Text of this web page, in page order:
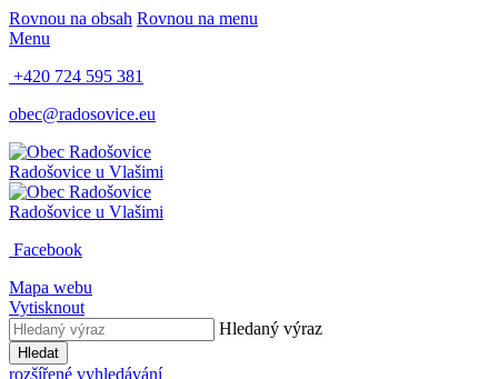
Rovnou na obsah Rovnou na menu
Menu
+420 724 595 381
obec@radosovice.eu
Radošovice u Vlašimi
Radošovice u Vlašimi
Facebook
Mapa webu
Vytisknout
Hledaný výraz
Hledat
rozšířené vyhledávání